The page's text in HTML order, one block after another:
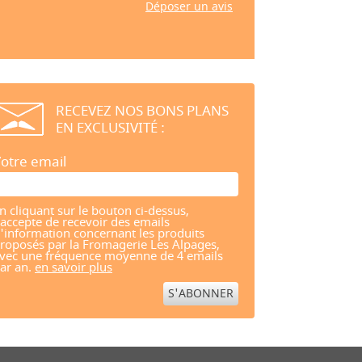
Déposer un avis
RECEVEZ NOS BONS PLANS
EN EXCLUSIVITÉ :
email
cliquant sur le bouton ci-dessus,
de recevoir des emails
concernant les produits
par la Fromagerie Les Alpages,
une fréquence moyenne de 4 emails
an. en savoir plus